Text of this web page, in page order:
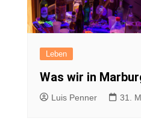
Leben
Was wir in
Luis Penner 31.